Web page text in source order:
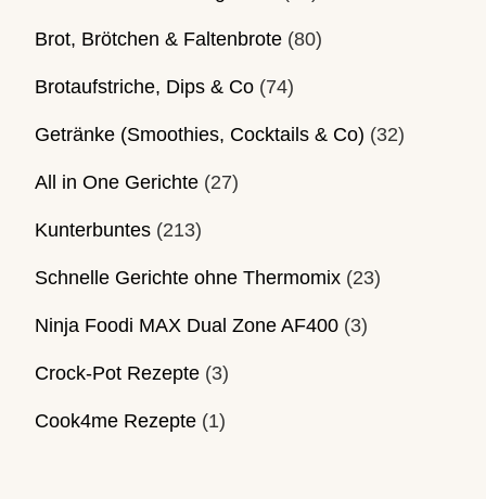
Brot, Brötchen & Faltenbrote (80)
Brotaufstriche, Dips & Co (74)
Getränke (Smoothies, Cocktails & Co) (32)
All in One Gerichte (27)
Kunterbuntes (213)
Schnelle Gerichte ohne Thermomix (23)
Ninja Foodi MAX Dual Zone AF400 (3)
Crock-Pot Rezepte (3)
Cook4me Rezepte (1)